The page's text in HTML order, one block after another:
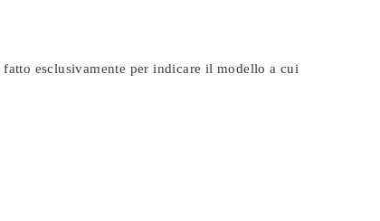
esclusivamente per indicare il modello a cui